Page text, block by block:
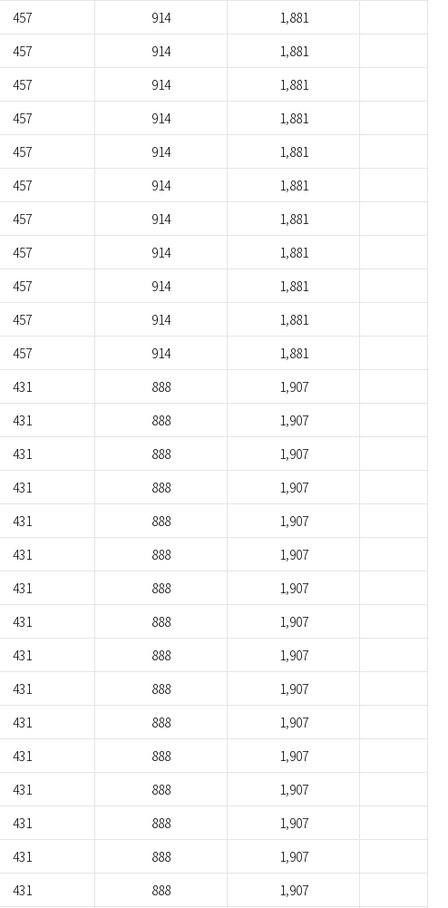
457 914
1,881
457 914
1,881
457 914
1,881
457 914
1,881
457 914
1,881
457 914
1,881
457 914
1,881
457 914
1,881
457 914
1,881
457 914
1,881
457 914
1,881
431 888
1,907
431 888
1,907
431 888
1,907
431 888
1,907
431 888
1,907
431 888
1,907
431 888
1,907
431 888
1,907
431 888
1,907
431 888
1,907
431 888
1,907
431 888
1,907
431 888
1,907
431 888
1,907
431 888
1,907
431 888 1,907